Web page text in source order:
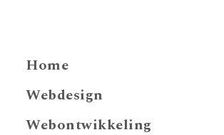
Home
Webdesign
Webontwikkeling